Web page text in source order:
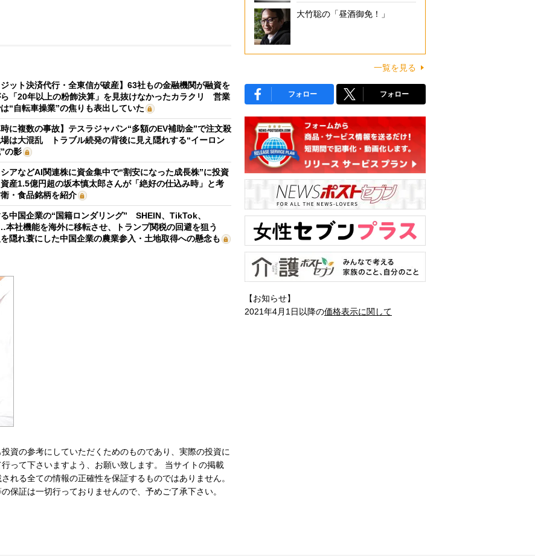
ジット決済代行・全東信が破産】63社もの金融機関が融資を
ら「20年以上の粉飾決算」を見抜けなかったカラクリ 営業
“自転車操業”の焦りも表出していた
時に複数の事故】テスラジャパン“多額のEV補助金”で注文殺
は大混乱 トラブル続発の背後に見え隠れする“イーロン
の影
アなどAI関連株に資金集中で“割安になった成長株”に投資
産1.5億円超の坂本慎太郎さんが「絶好の仕込み時」と考
・食品銘柄を紹介
中国企業の“国籍ロンダリング” SHEIN、TikTok、
本社機能を海外に移転させ、トランプ関税の回避を狙う
隠れ蓑にした中国企業の農業参入・土地取得への懸念も
資の参考にしていただくためのものであり、実際の投資に
って下さいますよう、お願い致します。 当サイトの掲載
れる全ての情報の正確性を保証するものではありません。
保証は一切行っておりませんので、予めご了承下さい。
大竹聡の「昼酒御免！」
一覧を見る
フォロー フォロー
【お知らせ】
2021年4月1日以降の価格表示に関して